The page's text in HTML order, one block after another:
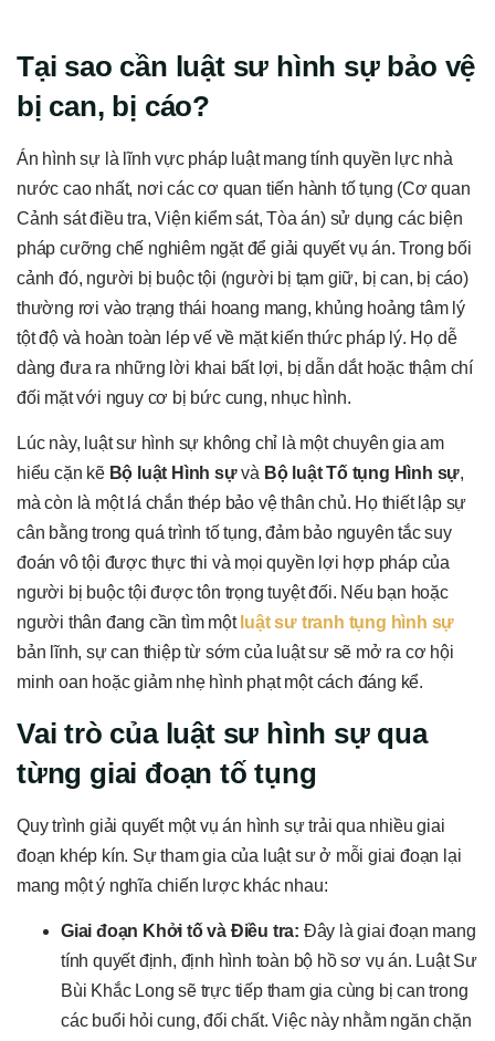
Tại sao cần luật sư hình sự bảo vệ
bị can, bị cáo?
Án hình sự là lĩnh vực pháp luật mang tính quyền lực nhà
nước cao nhất, nơi các cơ quan tiến hành tố tụng (Cơ quan
Cảnh sát điều tra, Viện kiểm sát, Tòa án) sử dụng các biện
pháp cưỡng chế nghiêm ngặt để giải quyết vụ án. Trong bối
cảnh đó, người bị buộc tội (người bị tạm giữ, bị can, bị cáo)
thường rơi vào trạng thái hoang mang, khủng hoảng tâm lý
tột độ và hoàn toàn lép vế về mặt kiến thức pháp lý. Họ dễ
dàng đưa ra những lời khai bất lợi, bị dẫn dắt hoặc thậm chí
đối mặt với nguy cơ bị bức cung, nhục hình.
Lúc này, luật sư hình sự không chỉ là một chuyên gia am
hiểu cặn kẽ Bộ luật Hình sựvà Bộ luật Tố tụng Hình sự,
mà còn là một lá chắn thép bảo vệ thân chủ. Họ thiết lập sự
cân bằng trong quá trình tố tụng, đảm bảo nguyên tắc suy
đoán vô tội được thực thi và mọi quyền lợi hợp pháp của
người bị buộc tội được tôn trọng tuyệt đối. Nếu bạn hoặc
người thân đang cần tìm một luật sư tranh tụng hình sự
bản lĩnh, sự can thiệp từ sớm của luật sư sẽ mở ra cơ hội
minh oan hoặc giảm nhẹ hình phạt một cách đáng kể.
Vai trò của luật sư hình sự qua
từng giai đoạn tố tụng
Quy trình giải quyết một vụ án hình sự trải qua nhiều giai
đoạn khép kín. Sự tham gia của luật sư ở mỗi giai đoạn lại
mang một ý nghĩa chiến lược khác nhau:
Giai đoạn Khởi tố và Điều tra: Đây là giai đoạn mang
tính quyết định, định hình toàn bộ hồ sơ vụ án. Luật Sư
Bùi Khắc Long sẽ trực tiếp tham gia cùng bị can trong
các buổi hỏi cung, đối chất. Việc này nhằm ngăn chặn